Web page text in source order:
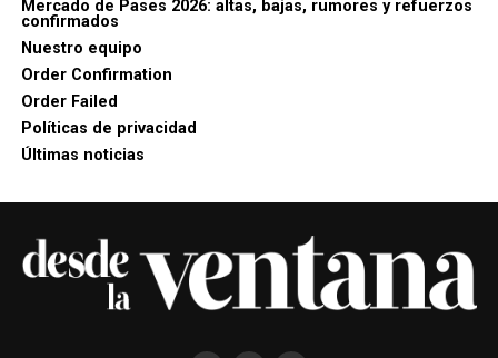
Mercado de Pases 2026: altas, bajas, rumores y refuerzos
confirmados
Nuestro equipo
Order Confirmation
Order Failed
Políticas de privacidad
Últimas noticias